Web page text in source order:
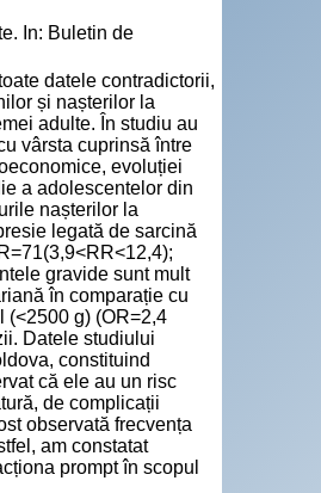
In: Buletin de
datele contradictorii,
și nașterilor la
adulte. În studiu au
vârsta cuprinsă între
evoluției
a adolescentelor din
nașterilor la
legată de sarcină
gravide sunt mult
în comparație cu
(<2500 g) (OR=2,4
Datele studiului
constituind
că ele au un risc
de complicații
observată frecvența
am constatat
prompt în scopul